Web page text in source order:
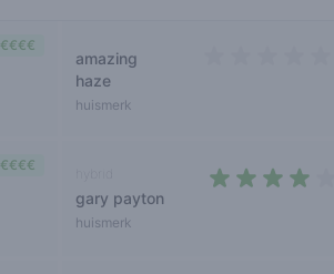
€€€€
amazing
haze
huismerk
€€€€
gary payton
huismerk